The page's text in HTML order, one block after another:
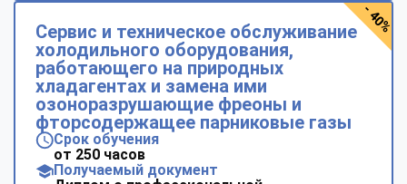
Сервис и техническое обслуживание
холодильного оборудования,
работающего на природных
хладагентах и замена ими
озоноразрушающие фреоны и
фторсодержащее парниковые газы
Срок обучения
от 250 часов
Получаемый документ
- 40%